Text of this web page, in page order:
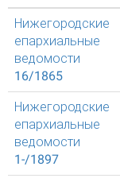
Нижегородские
епархиальные
ведомости
16/1865
Нижегородские
епархиальные
ведомости
1-/1897